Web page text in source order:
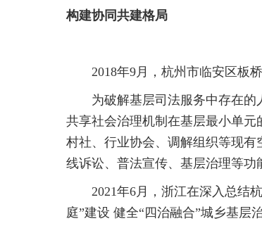
构建协同共建格局
2018年9月，杭州市临安区板
为破解基层司法服务中存在
共享社会治理机制在基层最小单元
村社、行业协会、调解组织等现
线诉讼、普法宣传、基层治理等功
2021年6月，浙江在深入总结
庭”建设 健全“四治融合”城乡基层